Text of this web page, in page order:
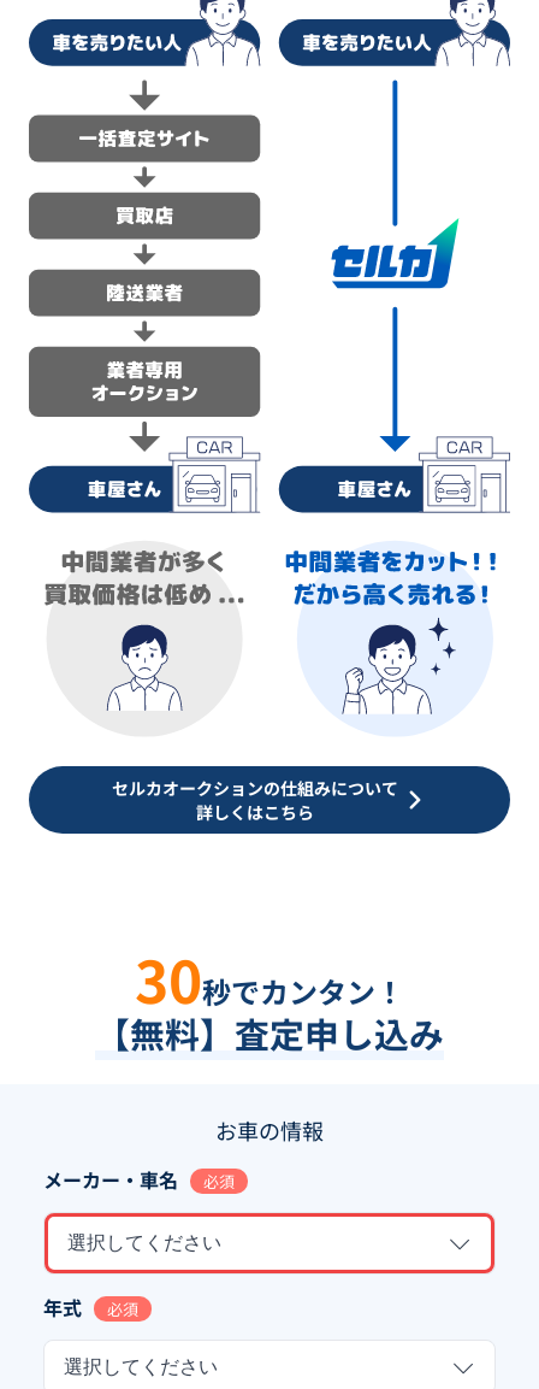
セルカオークションの仕組みについて
詳しくはこちら
30秒でカンタン！
【無料】査定申し込み
お車の情報
メーカー・車名 必須
選択してください
年式 必須
選択してください